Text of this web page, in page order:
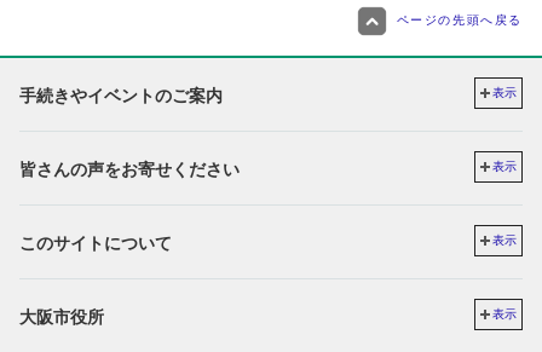
ページの先頭へ戻る
手続きやイベントのご案内 表示
皆さんの声をお寄せください 表示
このサイトについて 表示
大阪市役所 表示